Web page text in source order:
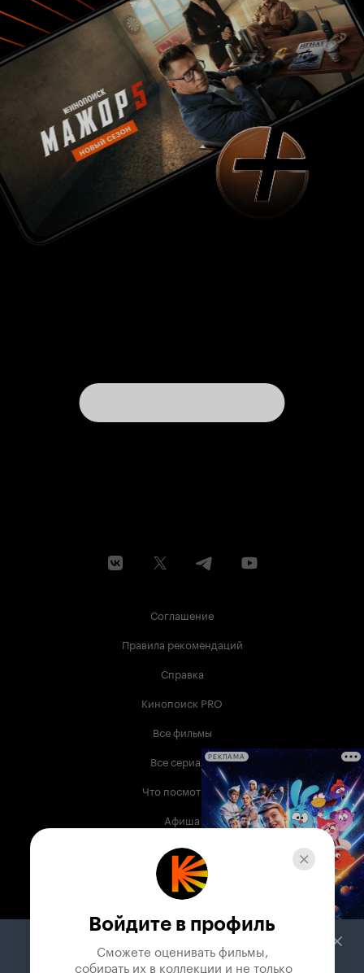
Соглашение
Правила рекомендаций
Справка
Кинопоиск PRO
Все фильмы
Все сериалы
Что посмотреть
Афиша
Музыка
Телепрограмма
Служба поддержки
РЕКЛАМА
Войдите в профиль
Сможете оценивать фильмы,
собирать их в коллекции и не только